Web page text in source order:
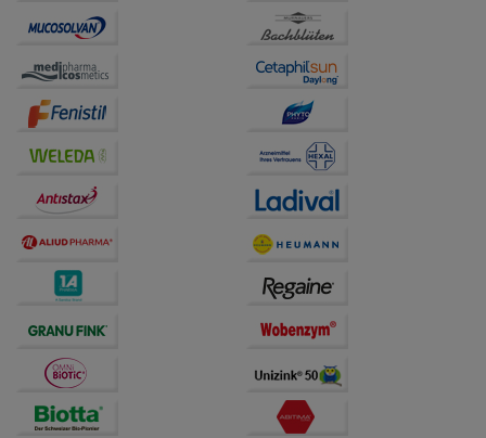
unserer Website sammeln, mit deren Hilfe wir unsere
Website weiter für Sie optimieren können, den Inhalt
Drittseiten möglichst relevant für Sie zu gestalten.
Bitte beachten Sie, dass Daten hierfür teilweise an
Dritte wie z.B. Google oder soziale Medien
übertragen werden.